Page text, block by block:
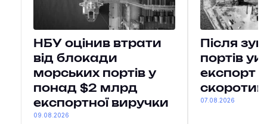
НБУ оцінив втрати
від блокади
морських портів у
понад $2 млрд
експортної виручки
09.08.2026
Після
портів
експорт
07.08.2026